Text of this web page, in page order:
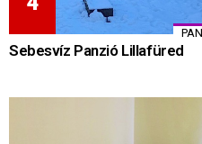
Sebesvíz Panzió Lillafüred